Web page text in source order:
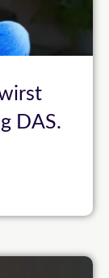
DAS.